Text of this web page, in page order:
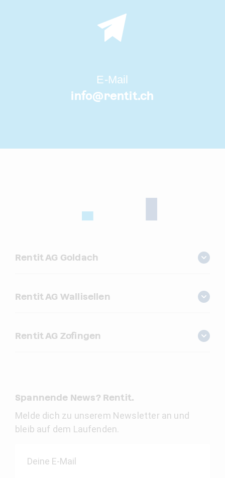
E-Mail
info@rentit.ch
Rentit AG Goldach
Rentit AG Wallisellen
Rentit AG Zofingen
Spannende News? Rentit.
Melde dich zu unserem Newsletter an und
bleib auf dem Laufenden.